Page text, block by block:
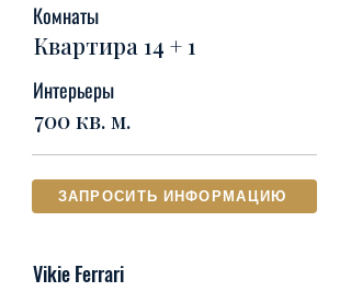
Комнаты
Квартира 14 + 1
Интерьеры
700 кв. м.
ЗАПРОСИТЬ ИНФОРМАЦИЮ
Vikie Ferrari